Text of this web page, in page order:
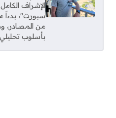
الإشراف
سبورت"، بدءاً
من المصادر،
بأسلوب